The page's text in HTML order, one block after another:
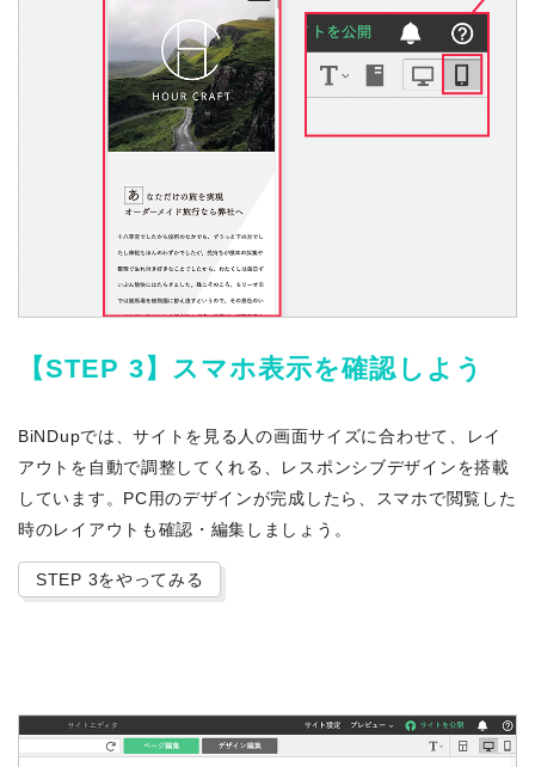
【STEP 3】スマホ表示を確認しよう
BiNDupでは、サイトを見る人の画面サイズに合わせて、レイ
アウトを自動で調整してくれる、レスポンシブデザインを搭載
しています。PC用のデザインが完成したら、スマホで閲覧した
時のレイアウトも確認・編集しましょう。
STEP 3をやってみる